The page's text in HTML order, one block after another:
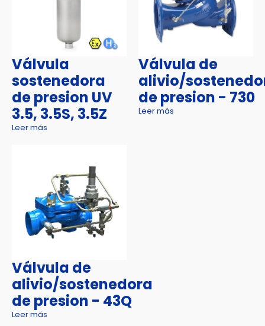
Válvula
sostenedora
de presion UV
3.5, 3.5S, 3.5Z
Leer más
Válvula de
alivio/
de presion - 730
Leer más
Válvula de
alivio/sostenedora
de presion - 43Q
Leer más